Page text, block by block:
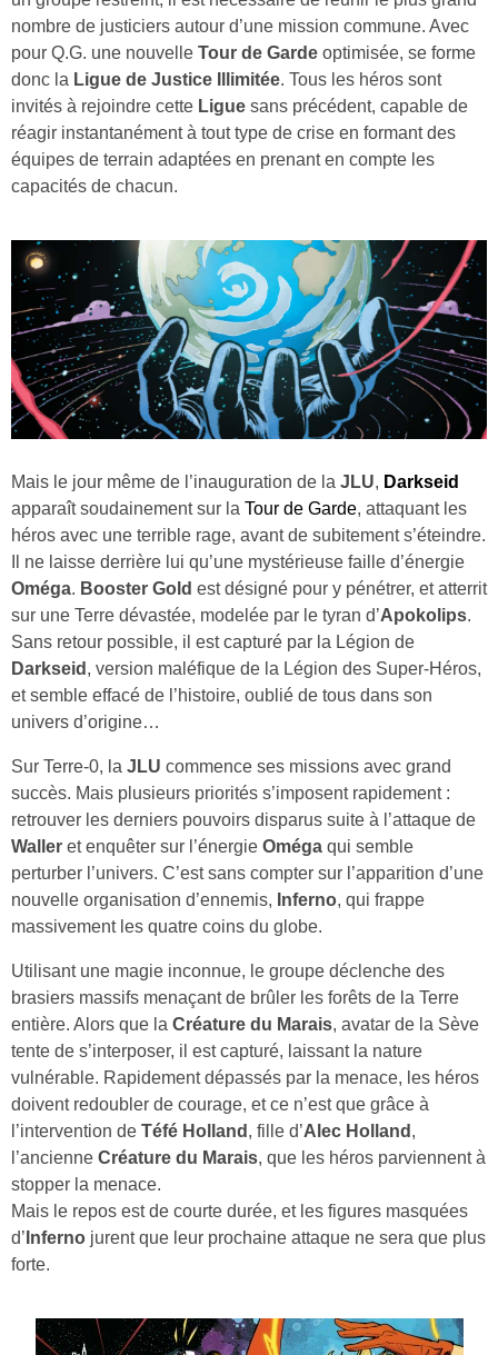
nombre de justiciers autour d’une mission commune. Avec
pour Q.G. une nouvelle Tour de Garde optimisée, se forme
donc la Ligue de Justice Illimitée. Tous les héros sont
invités à rejoindre cette Ligue sans précédent, capable de
réagir instantanément à tout type de crise en formant des
équipes de terrain adaptées en prenant en compte les
capacités de chacun.
Mais le jour même de l’inauguration de la JLU, Darkseid
apparaît soudainement sur la Tour de Garde, attaquant les
héros avec une terrible rage, avant de subitement s’éteindre.
Il ne laisse derrière lui qu’une mystérieuse faille d’énergie
Oméga. Booster Gold est désigné pour y pénétrer, et atterrit
sur une Terre dévastée, modelée par le tyran d’Apokolips.
Sans retour possible, il est capturé par la Légion de
Darkseid , version maléfique de la Légion des Super-Héros,
et semble effacé de l’histoire, oublié de tous dans son
univers d’origine…
Sur Terre-0, la JLU commence ses missions avec grand
succès. Mais plusieurs priorités s’imposent rapidement :
retrouver les derniers pouvoirs disparus suite à l’attaque de
Waller et enquêter sur l’énergie Oméga qui semble
perturber l’univers. C’est sans compter sur l’apparition d’une
nouvelle organisation d’ennemis, Inferno, qui frappe
massivement les quatre coins du globe.
Utilisant une magie inconnue, le groupe déclenche des
brasiers massifs menaçant de brûler les forêts de la Terre
entière. Alors que la Créature du Marais, avatar de la Sève
tente de s’interposer, il est capturé, laissant la nature
vulnérable. Rapidement dépassés par la menace, les héros
doivent redoubler de courage, et ce n’est que grâce à
l’intervention de Téfé Holland , fille d’Alec Holland ,
l’ancienne Créature du Marais, que les héros parviennent à
stopper la menace.
Mais le repos est de courte durée, et les figures masquées
d’ Inferno jurent que leur prochaine attaque ne sera que plus
forte.